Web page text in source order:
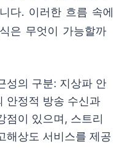
다. 이러한 흐름 속에
은 무엇이 가능할까
성의 구분: 지상파 안
안정적 방송 수신과
점이 있으며, 스트리
해상도 서비스를 제공